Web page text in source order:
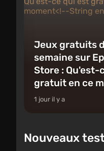
Jeux gratuits
semaine sur
Store : Qu'est-
gratuit en ce
1 jour il y a
Nouveaux